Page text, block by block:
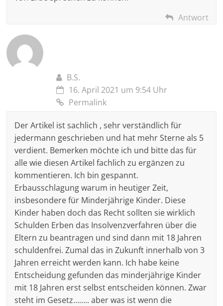
Antwort
B.S.
16. April 2021 um 9:54 Uhr
Permalink
Der Artikel ist sachlich , sehr verständlich für
jedermann geschrieben und hat mehr Sterne als 5
verdient. Bemerken möchte ich und bitte das für
alle wie diesen Artikel fachlich zu ergänzen zu
kommentieren. Ich bin gespannt.
Erbausschlagung warum in heutiger Zeit,
insbesondere für Minderjährige Kinder. Diese
Kinder haben doch das Recht sollten sie wirklich
Schulden Erben das Insolvenzverfahren über die
Eltern zu beantragen und sind dann mit 18 Jahren
schuldenfrei. Zumal das in Zukunft innerhalb von 3
Jahren erreicht werden kann. Ich habe keine
Entscheidung gefunden das minderjährige Kinder
mit 18 Jahren erst selbst entscheiden können. Zwar
steht im Gesetz…….. aber was ist wenn die